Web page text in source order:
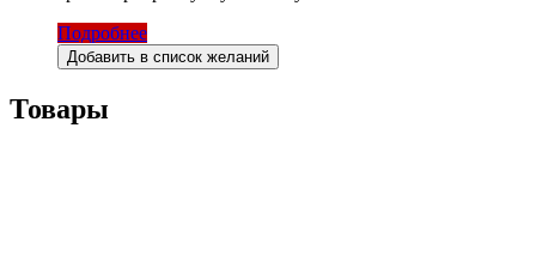
Подробнее
Добавить в список желаний
Товары